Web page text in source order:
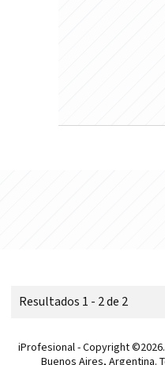
Resultados 1 - 2 de 2
iProfesional - Copyright
Buenos Aires, Argentina.